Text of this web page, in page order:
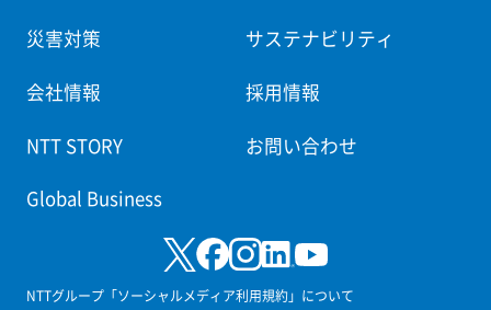
災害対策 サステナビリティ
会社情報 採用情報
NTT STORY お問い合わせ
Global Business
NTTグループ「ソーシャルメディア利用規約」について